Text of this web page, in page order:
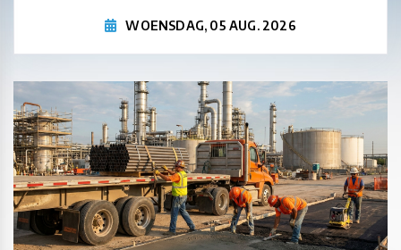
WOENSDAG, 05 AUG. 2026